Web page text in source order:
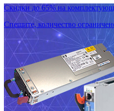
Скидки до 65% на
Спешите, количество